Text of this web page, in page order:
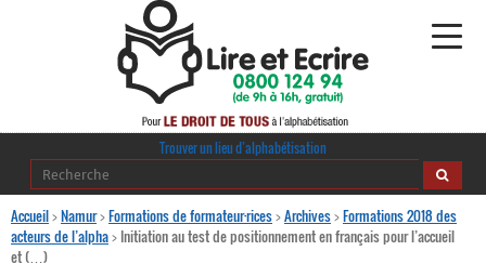
Alphabétisation
Trouver un lieu d’alphabétisation
Accueil>Namur>Formations de formateur·rices>Archives>Formations 2018 des
acteurs de l’alpha> Initiation au test de positionnement en français pour l’accueil
et (…)